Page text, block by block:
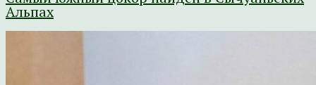
Альпах